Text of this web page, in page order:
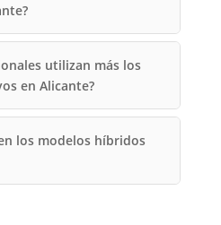
utilizan más los
en Alicante?
los modelos híbridos